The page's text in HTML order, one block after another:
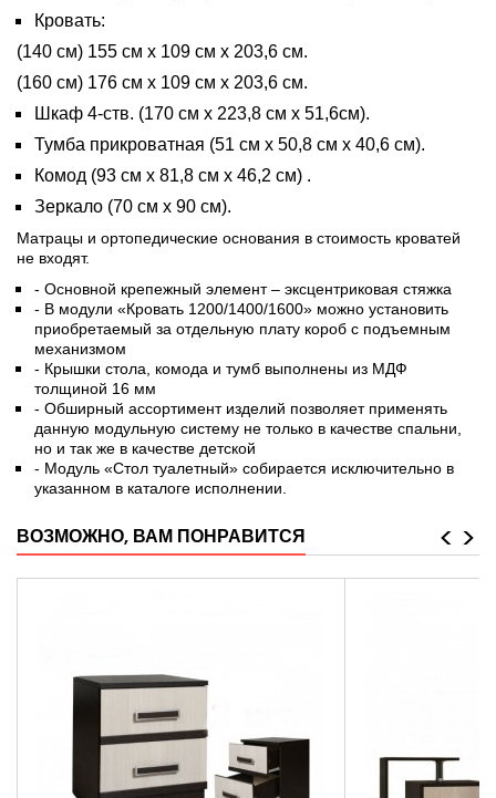
Кровать:
(140 см) 155 см х 109 см х 203,6 см.
(160 см) 176 см х 109 см х 203,6 см.
Шкаф 4-ств. (170 см х 223,8 см х 51,6см).
Тумба прикроватная (51 см х 50,8 см х 40,6 см).
Комод (93 см х 81,8 см х 46,2 см) .
Зеркало (70 см х 90 см).
Матрацы и ортопедические основания в стоимость кроватей
не входят.
- Основной крепежный элемент – эксцентриковая стяжка
- В модули «Кровать 1200/1400/1600» можно установить
приобретаемый за отдельную плату короб с подъемным
механизмом
- Крышки стола, комода и тумб выполнены из МДФ
толщиной 16 мм
- Обширный ассортимент изделий позволяет применять
данную модульную систему не только в качестве спальни,
но и так же в качестве детской
- Модуль «Стол туалетный» собирается исключительно в
указанном в каталоге исполнении.
ВОЗМОЖНО, ВАМ ПОНРАВИТСЯ >
<